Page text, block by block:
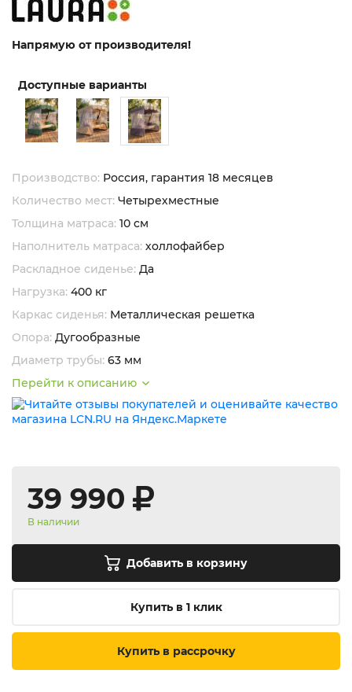
Напрямую от производителя!
Доступные варианты
Производство: Россия, гарантия 18 месяцев
Количество мест: Четырехместные
Толщина матраса: 10 см
Наполнитель матраса: холлофайбер
Раскладное сиденье: Да
Нагрузка: 400 кг
Каркас сиденья: Металлическая решетка
Опора: Дугообразные
Диаметр трубы: 63 мм
Перейти к описанию
39 990
В наличии
Добавить в корзину
Купить в 1 клик
Купить в рассрочку